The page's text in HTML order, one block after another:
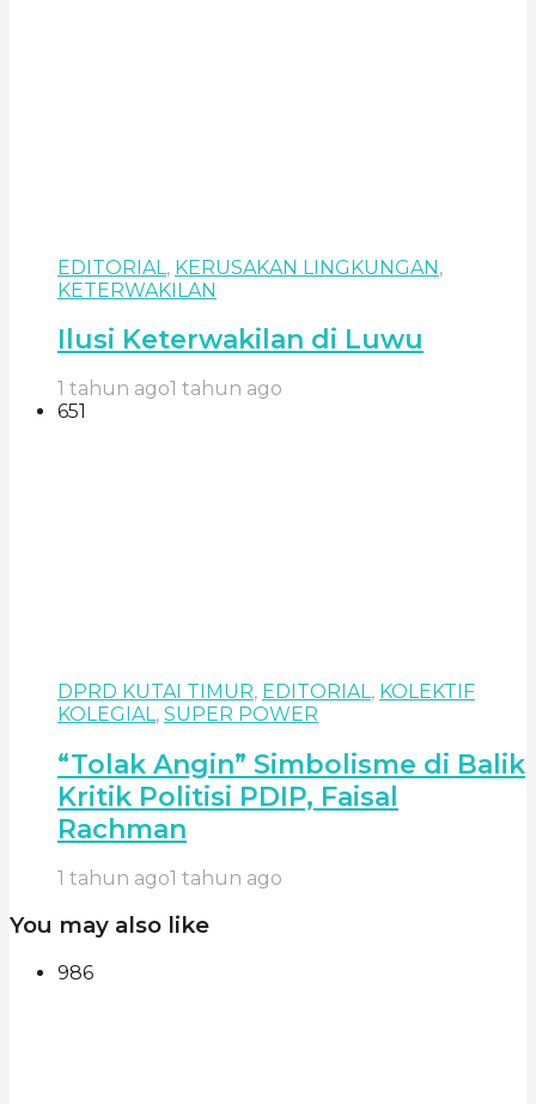
EDITORIAL , KERUSAKAN LINGKUNGAN,
KETERWAKILAN
Ilusi Keterwakilan di Luwu
1 tahun ago1 tahun ago
651
DPRD KUTAI TIMUR, EDITORIAL, KOLEKTIF
KOLEGIAL, SUPER POWER
“Tolak Angin” Simbolisme di Balik
Kritik Politisi PDIP, Faisal
Rachman
1 tahun ago1 tahun ago
You may also like
986